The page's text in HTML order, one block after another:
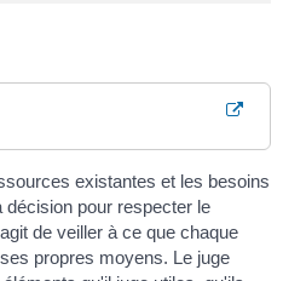
existantes et les besoins
pour respecter le
de veiller à ce que chaque
propres moyens. Le juge